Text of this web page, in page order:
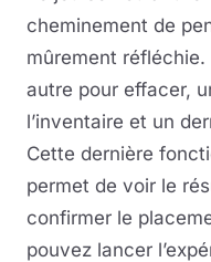
cheminement de
mûrement
autre pour effacer,
l’inventaire et un
Cette dernière
permet de voir le
confirmer le
pouvez lancer